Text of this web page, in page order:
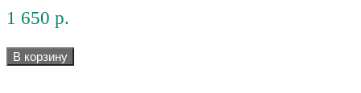
1 650 р.
В корзину